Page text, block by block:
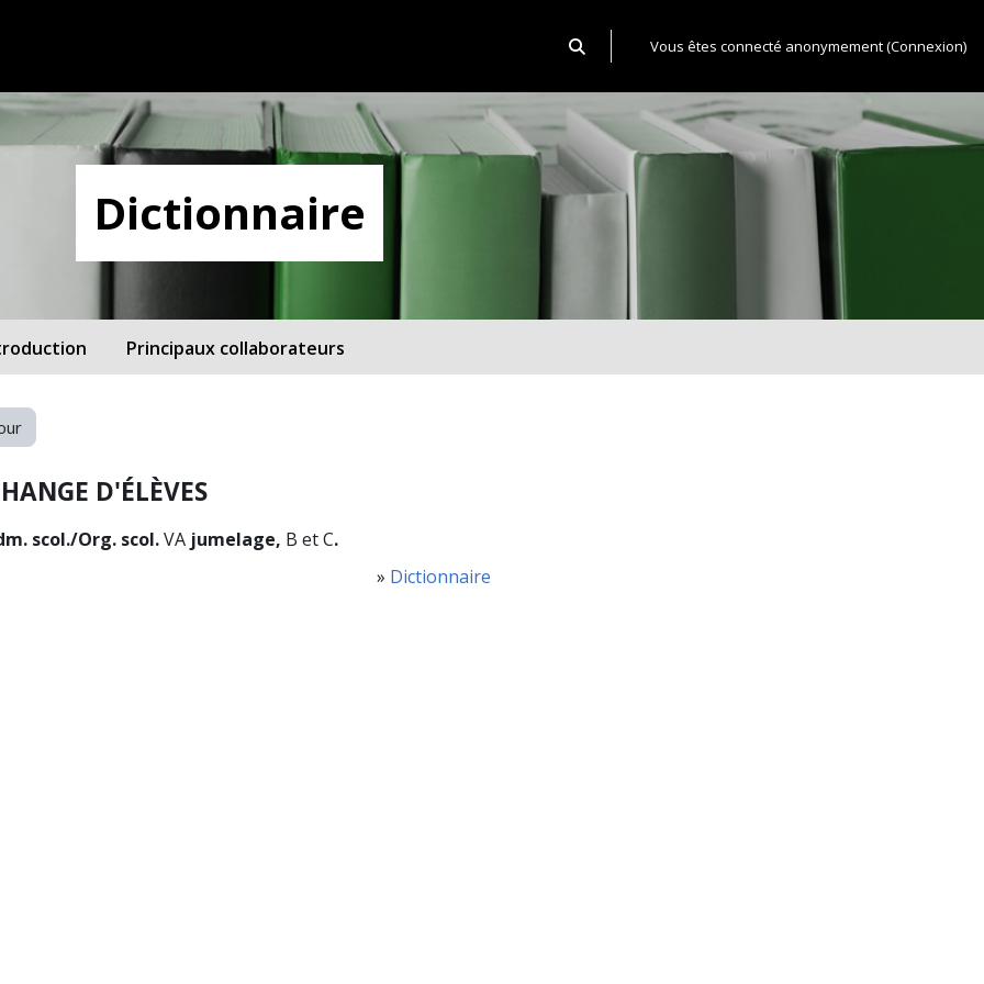
Activer/désactiver la saisie de recherche
Vous êtes connecté anonymement (Connexion)
Dictionnaire
Principaux collaborateurs
D'ÉLÈVES
scol./Org. scol.VAjumelage, B et C.
» Dictionnaire